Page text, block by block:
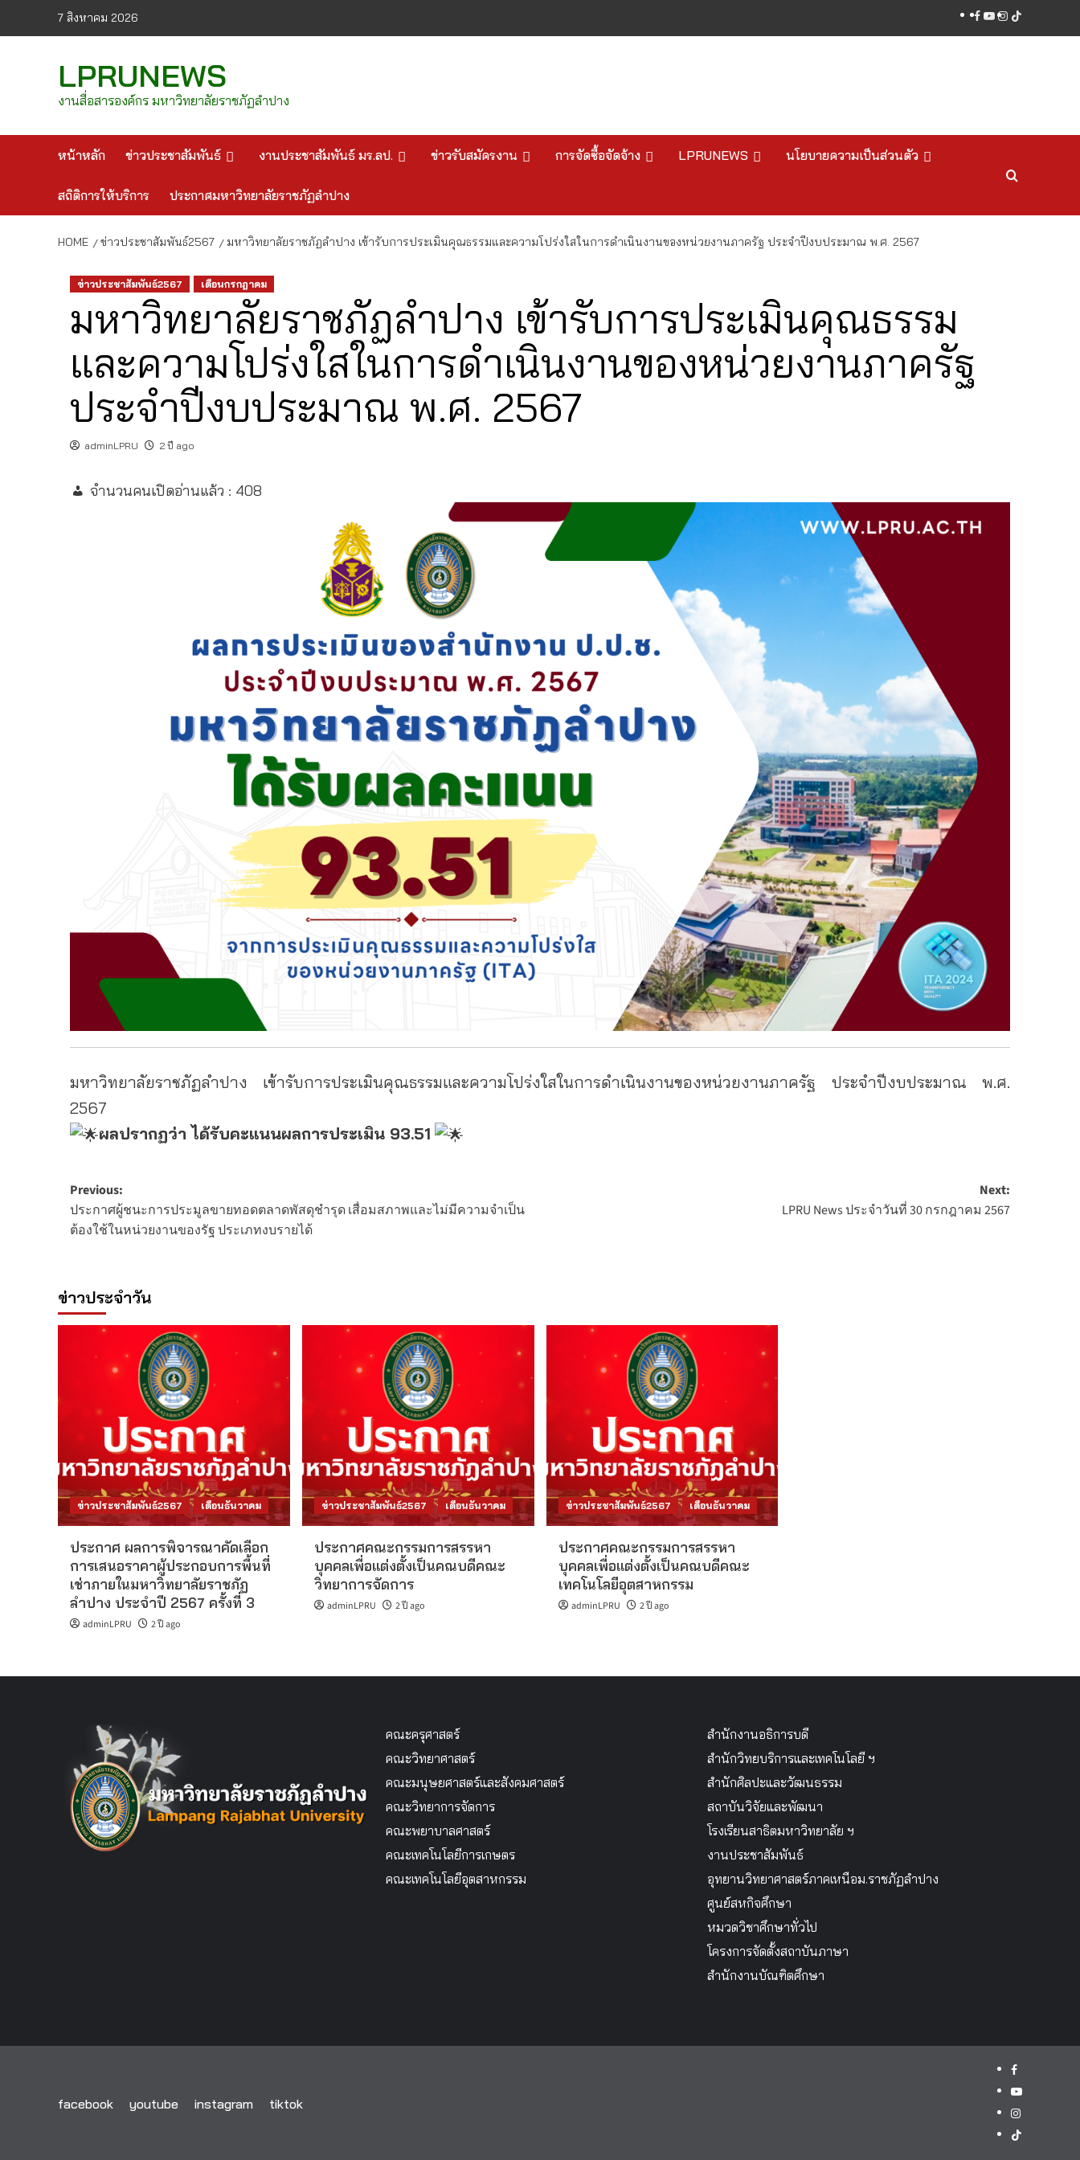
7 สิงหาคม 2026 facebook
youtube
instagram
tiktok
LPRUNEWS
งานสื่อสารองค์กร มหาวิทยาลัยราชภัฏลำปาง
หน้าหลัก ข่าวประชาสัมพันธ์ งานประชาสัมพันธ์ มร.ลป. ข่าวรับสมัครงาน การจัดซื้อจัดจ้าง LPRUNEWS นโยบายความเป็นส่วนตัว
สถิติการให้บริการ ประกาศมหาวิทยาลัยราชภัฏลำปาง
HOME ข่าวประชาสัมพันธ์2567 มหาวิทยาลัยราชภัฏลำปาง เข้ารับการประเมินคุณธรรมและความโปร่งใสในการดำเนินงานของหน่วยงานภาครัฐ ประจำปีงบประมาณ พ.ศ. 2567
ข่าวประชาสัมพันธ์2567 เดือนกรกฎาคม
มหาวิทยาลัยราชภัฏลำปาง เข้ารับการประเมินคุณธรรม
และความโปร่งใสในการดำเนินงานของหน่วยงานภาครัฐ
ประจำปีงบประมาณ พ.ศ. 2567
adminLPRU 2 ปี ago
จำนวนคนเปิดอ่านแล้ว : 408
มหาวิทยาลัยราชภัฏลำปาง เข้ารับการประเมินคุณธรรมและความโปร่งใสในการดำเนินงานของหน่วยงานภาครัฐ ประจำปีงบประมาณ พ.ศ.
2567
ผลปรากฏว่า ได้รับคะแนนผลการประเมิน 93.51
Post
navigation
Previous:
ประกาศผู้ชนะการประมูลขายทอดตลาดพัสดุชำรุด เสื่อมสภาพและไม่มีความจำเป็น
ต้องใช้ในหน่วยงานของรัฐ ประเภทงบรายได้
Next:
LPRU News ประจำวันที่ 30 กรกฎาคม 2567
ข่าวประจำวัน
ข่าวประชาสัมพันธ์2567 เดือนธันวาคม
ประกาศ ผลการพิจารณาคัดเลือก
การเสนอราคาผู้ประกอบการพื้นที่
เช่าภายในมหาวิทยาลัยราชภัฏ
ลำปาง ประจำปี 2567 ครั้งที่ 3
adminLPRU 2 ปี ago
ข่าวประชาสัมพันธ์2567 เดือนธันวาคม
ประกาศคณะกรรมการสรรหา
บุคคลเพื่อแต่งตั้งเป็นคณบดีคณะ
วิทยาการจัดการ
adminLPRU 2 ปี ago
ข่าวประชาสัมพันธ์2567 เดือนธันวาคม
ประกาศคณะกรรมการสรรหา
บุคคลเพื่อแต่งตั้งเป็นคณบดีคณะ
เทคโนโลยีอุตสาหกรรม
adminLPRU 2 ปี ago
คณะครุศาสตร์
คณะวิทยาศาสตร์
คณะมนุษยศาสตร์และสังคมศาสตร์
คณะวิทยาการจัดการ
คณะพยาบาลศาสตร์
คณะเทคโนโลยีการเกษตร
คณะเทคโนโลยีอุตสาหกรรม
สำนักงานอธิการบดี
สำนักวิทยบริการและเทคโนโลยี ฯ
สำนักศิลปะและวัฒนธรรม
สถาบันวิจัยและพัฒนา
โรงเรียนสาธิตมหาวิทยาลัย ฯ
งานประชาสัมพันธ์
อุทยานวิทยาศาสตร์ภาคเหนือม.ราชภัฏลำปาง
ศูนย์สหกิจศึกษา
หมวดวิชาศึกษาทั่วไป
โครงการจัดตั้งสถาบันภาษา
สำนักงานบัณฑิตศึกษา
facebook youtube instagram tiktok
facebook
youtube
instagram
tiktok